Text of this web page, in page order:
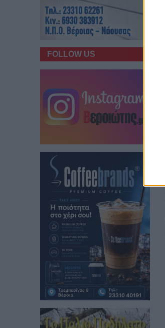
FOLLOW US